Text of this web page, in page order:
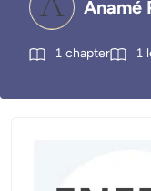
Anamé
1 chapter 1